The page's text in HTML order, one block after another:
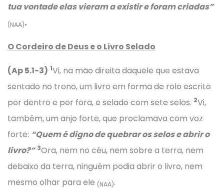
tua vontade elas vieram a existir e foram criadas”
(NAA).
O Cordeiro de Deus e o Livro Selado
(Ap 5.1-3) 1Vi, na mão direita daquele que estava
sentado no trono, um livro em forma de rolo escrito
por dentro e por fora, e selado com sete selos. 2Vi,
também, um anjo forte, que proclamava com voz
forte: “Quem é digno de quebrar os selos e abrir o
livro?” 3Ora, nem no céu, nem sobre a terra, nem
debaixo da terra, ninguém podia abrir o livro, nem
mesmo olhar para ele (NAA).